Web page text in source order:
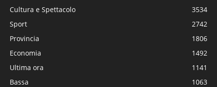
Cultura e Spettacolo
3534
Sport
2742
Provincia
1806
Economia
1492
Ultima ora
1141
Bassa
1063